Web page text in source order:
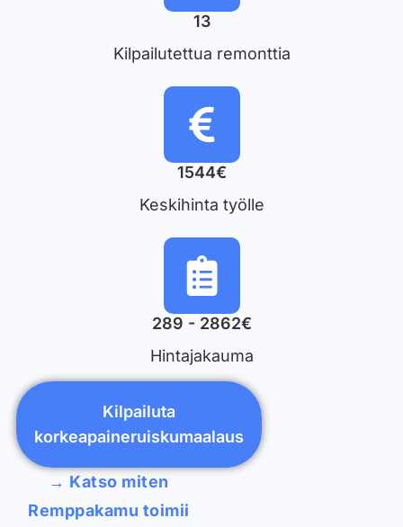
13
Kilpailutettua remonttia
1544€
Keskihinta työlle
289 - 2862€
Hintajakauma
Kilpailuta
korkeapaineruiskumaalaus
→ Katso miten
Remppakamu toimii